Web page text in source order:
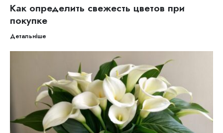
Как определить свежесть цветов при
покупке
Детальніше